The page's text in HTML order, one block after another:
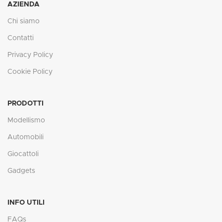
AZIENDA
Chi siamo
Contatti
Privacy Policy
Cookie Policy
PRODOTTI
Modellismo
Automobili
Giocattoli
Gadgets
INFO UTILI
FAQs